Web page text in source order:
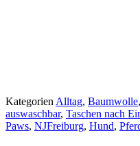
Kategorien Alltag, Baumwolle,
auswaschbar, Taschen nach
Paws, NJFreiburg, Hund,